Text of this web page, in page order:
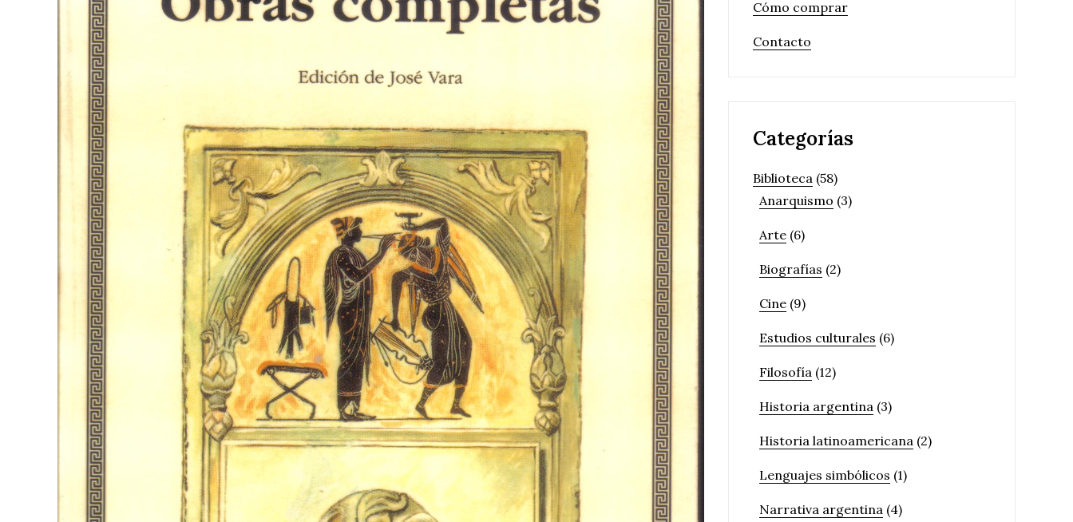
Cómo comprar
Contacto
Categorías
Biblioteca (58)
Anarquismo (3)
Arte (6)
Biografías (2)
Cine (9)
Estudios culturales (6)
Filosofía (12)
Historia argentina (3)
Historia latinoamericana (2)
Lenguajes simbólicos (1)
Narrativa argentina (4)